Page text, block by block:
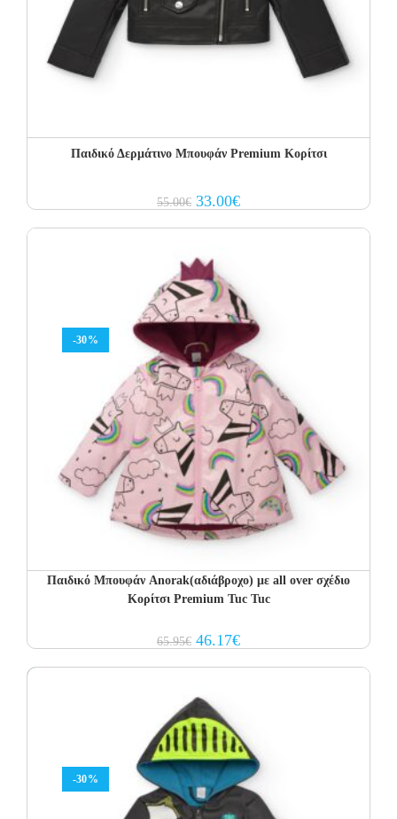
Παιδικό Δερμάτινο Μπουφάν Premium Κορίτσι
55.00€ Original
price
33.00€Current
price
-30%
Παιδικό Μπουφάν Anorak(αδιάβροχο) με all over σχέδιο
Κορίτσι Premium Tuc Tuc
65.95€ Original
price
46.17€Current
price
-30%